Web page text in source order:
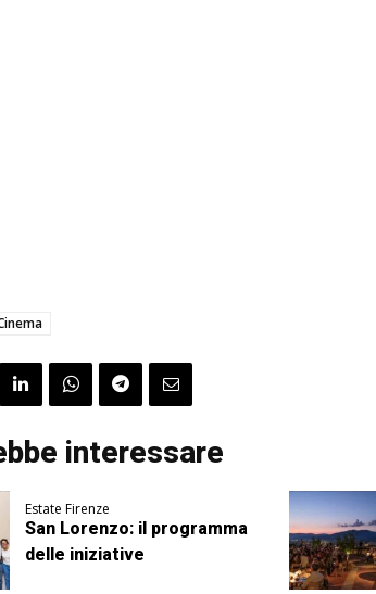
interessare
Estate Firenze
San Lorenzo: il programma
delle iniziative